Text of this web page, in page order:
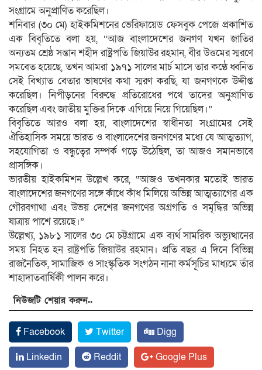
সংগ্রামে অনুপ্রাণিত করেছিল।
শনিবার (৩০ মে) হাইকমিশনের ভেরিফায়েড ফেসবুক পেজে প্রকাশিত
এক বিবৃতিতে বলা হয়, “আজ বাংলাদেশের জনগণ যখন জাতির
অন্যতম শ্রেষ্ঠ সন্তান শহীদ রাষ্ট্রপতি জিয়াউর রহমান, বীর উত্তমের স্মরণে
সমবেত হয়েছে, তখন আমরা ১৯৭১ সালের মার্চ মাসে তার কণ্ঠে ধ্বনিত
সেই বিখ্যাত বেতার ভাষণের কথা স্মরণ করছি, যা জনগণকে উদ্দীপ্ত
করেছিল। নিপীড়নের বিরুদ্ধে প্রতিরোধের পথে তাদের অনুপ্রাণিত
করেছিল এবং জাতীয় মুক্তির দিকে এগিয়ে নিয়ে গিয়েছিল।”
বিবৃতিতে আরও বলা হয়, বাংলাদেশের স্বাধীনতা সংগ্রামের সেই
ঐতিহাসিক সময়ে ভারত ও বাংলাদেশের জনগণের মধ্যে যে আত্মত্যাগ,
সহযোগিতা ও বন্ধুত্বের সম্পর্ক গড়ে উঠেছিল, তা আজও সমানভাবে
প্রাসঙ্গিক।
ভারতীয় হাইকমিশন উল্লেখ করে, “আজও তখনকার মতোই ভারত
বাংলাদেশের জনগণের সঙ্গে কাঁধে কাঁধ মিলিয়ে অভিন্ন আত্মত্যাগের এক
গৌরবগাথা এবং উভয় দেশের জনগণের অগ্রগতি ও সমৃদ্ধির অভিন্ন
যাত্রায় পাশে রয়েছে।”
উল্লেখ্য, ১৯৮১ সালের ৩০ মে চট্টগ্রামে এক ব্যর্থ সামরিক অভ্যুত্থানের
সময় নিহত হন রাষ্ট্রপতি জিয়াউর রহমান। প্রতি বছর এ দিনে বিভিন্ন
রাজনৈতিক, সামাজিক ও সাংস্কৃতিক সংগঠন নানা কর্মসূচির মাধ্যমে তাঁর
শাহাদাতবার্ষিকী পালন করে।
নিউজটি শেয়ার করুন..
Facebook Twitter
Digg
Linkedin
Reddit
Google Plus